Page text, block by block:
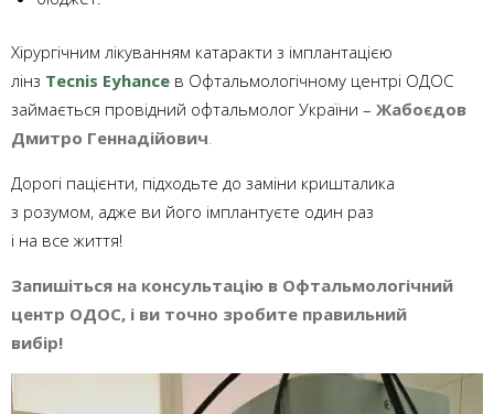
Хірургічним лікуванням катаракти з імплантацією
лінз Tecnis Eyhance в Офтальмологічному центрі ОДОС
займається провідний офтальмолог України – Жабоєдов
Дмитро Геннадійович
Дорогі пацієнти, підходьте до заміни кришталика
з розумом, адже ви його імплантуєте один раз
і на все життя!
Запишіться на консультацію в Офтальмологічний
центр ОДОС, і ви точно зробите правильний
вибір!